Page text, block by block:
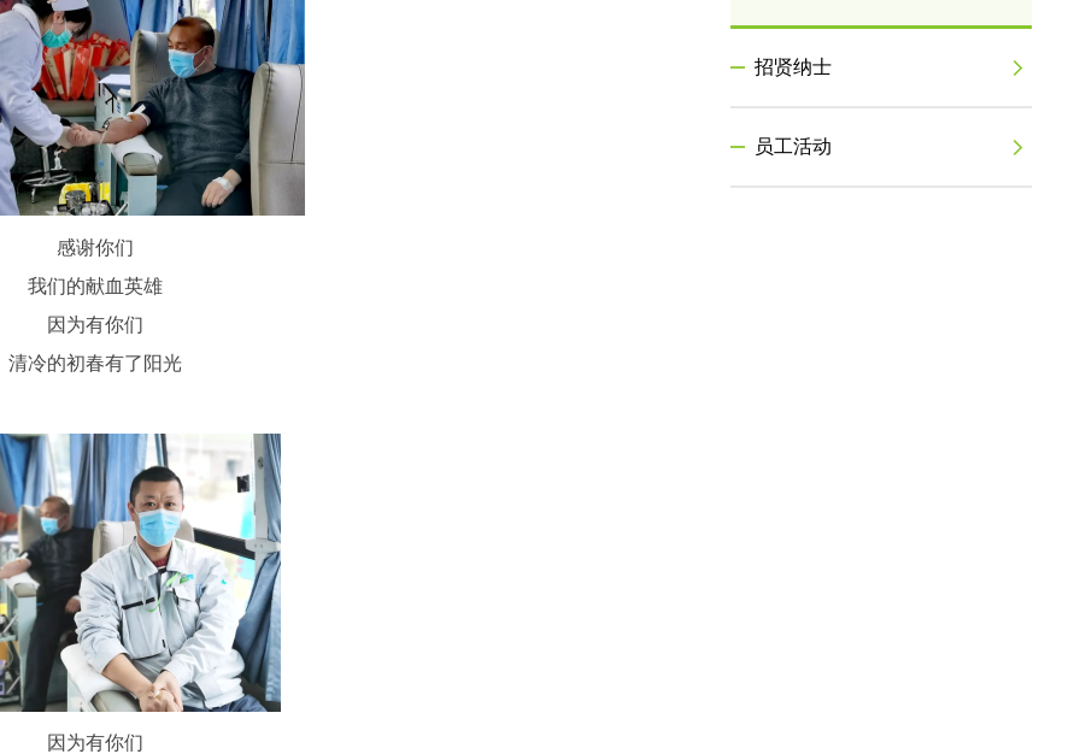
感谢你们
我们的献血英雄
因为有你们
清冷的初春有了阳光
因为有你们
招贤纳士
员工活动